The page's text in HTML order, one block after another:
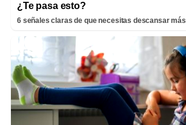
¿Te pasa esto?
6 señales claras de que necesitas descansar más